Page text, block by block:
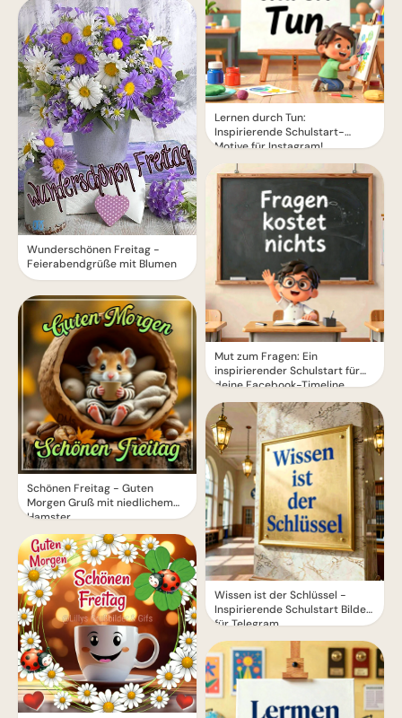
Wunderschönen Freitag -
Feierabendgrüße mit Blumen
Schönen Freitag - Guten
Morgen Gruß mit niedlichem
Hamster
Lernen durch Tun:
Inspirierende Schulstart-
Motive für Instagram!
Mut zum Fragen: Ein
inspirierender Schulstart für
deine Facebook-Timeline
Wissen ist der Schlüssel -
Inspirierende Schulstart Bilder
für Telegram